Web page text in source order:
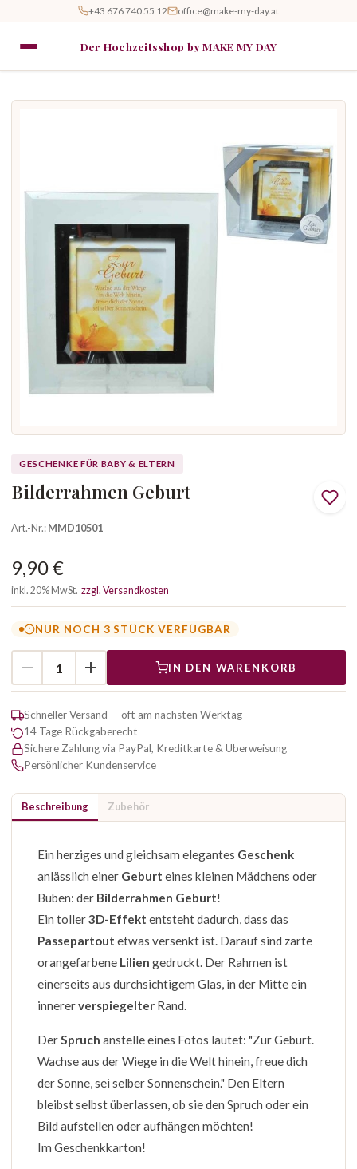
+43 676 740 55 12 office@make-my-day.at
Der Hochzeitsshop by MAKE MY DAY
GESCHENKE FÜR BABY & ELTERN
Bilderrahmen Geburt
Art.-Nr.:MMD10501
9,90 €
inkl. 20% MwSt. zzgl. Versandkosten
NUR NOCH 3 STÜCK VERFÜGBAR
IN DEN WARENKORB
Schneller Versand — oft am nächsten Werktag
14 Tage Rückgaberecht
Sichere Zahlung via PayPal, Kreditkarte & Überweisung
Persönlicher Kundenservice
Beschreibung Zubehör
Ein herziges und gleichsam elegantes Geschenk
anlässlich einer Geburt eines kleinen Mädchens oder
Buben: der Bilderrahmen Geburt!
Ein toller3D-Effekt entsteht dadurch, dass das
Passepartout etwas versenkt ist. Darauf sind zarte
orangefarbene Lilien gedruckt. Der Rahmen ist
einerseits aus durchsichtigem Glas, in der Mitte ein
innererverspiegelter Rand.
DerSpruch anstelle eines Fotos lautet: "Zur Geburt.
Wachse aus der Wiege in die Welt hinein, freue dich
der Sonne, sei selber Sonnenschein." Den Eltern
bleibst selbst überlassen, ob sie den Spruch oder ein
Bild aufstellen oder aufhängen möchten!
Im Geschenkkarton!